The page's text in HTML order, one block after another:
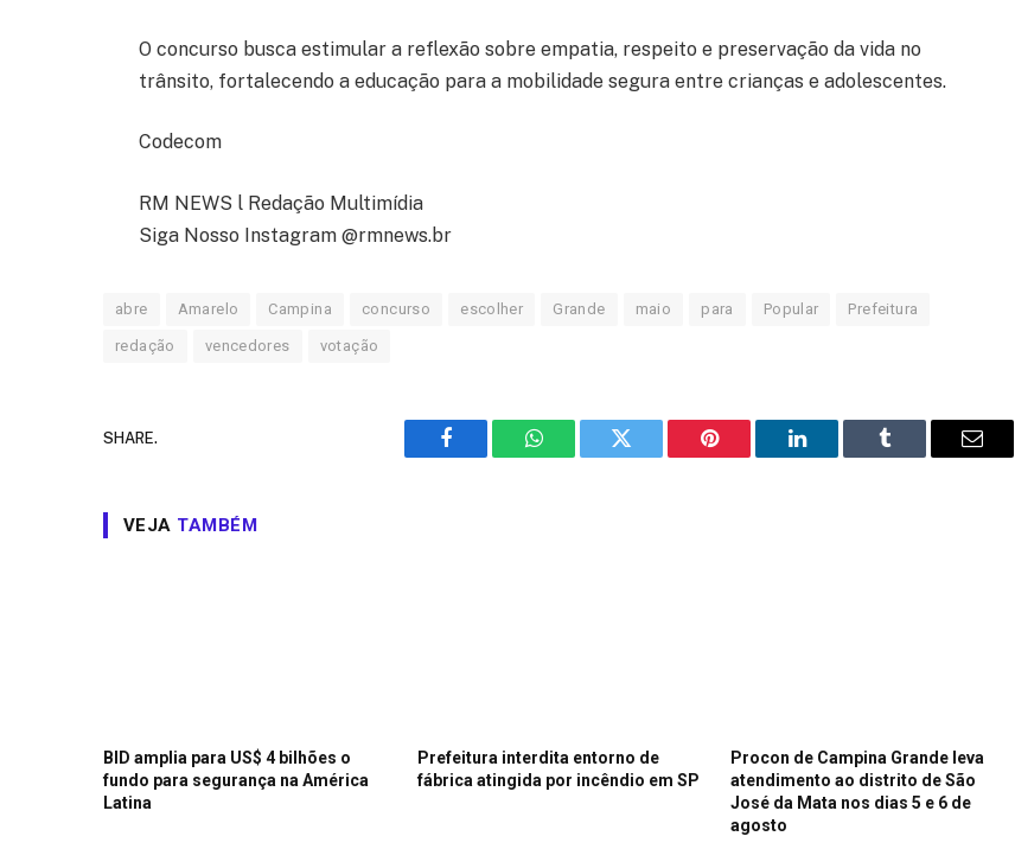
O concurso busca estimular a reflexão sobre empatia, respeito e preservação da vida no
trânsito, fortalecendo a educação para a mobilidade segura entre crianças e adolescentes.
Codecom
RM NEWS l Redação Multimídia
Siga Nosso Instagram @rmnews.br
abre Amarelo Campina concurso escolher Grande maio para Popular Prefeitura
redação vencedores votação
SHARE.
Facebook WhatsAppTwitter Pinterest LinkedIn Tumblr Email
VEJA TAMBÉM
BID amplia para US$ 4 bilhões o
fundo para segurança na América
Latina
Prefeitura interdita entorno de
fábrica atingida por incêndio em SP
Procon de Campina Grande leva
atendimento ao distrito de São
José da Mata nos dias 5 e 6 de
agosto